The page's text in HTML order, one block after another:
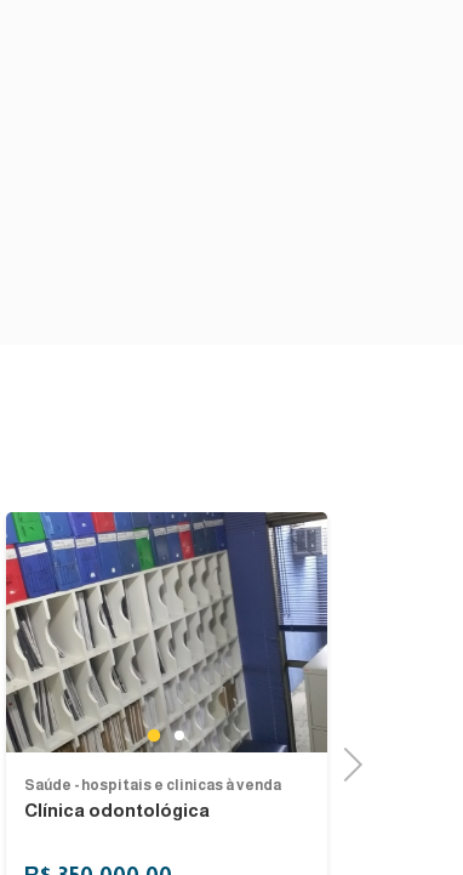
Next
1 2
Saúde - hospitais e clinicas à venda
Clínica odontológica
Previous
Next